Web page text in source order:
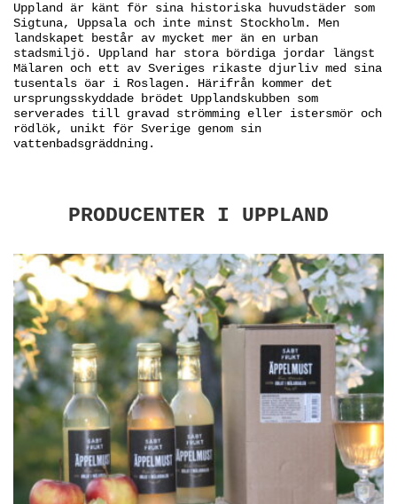
Uppland är känt för sina historiska huvudstäder som
Sigtuna, Uppsala och inte minst Stockholm. Men
landskapet består av mycket mer än en urban
stadsmiljö. Uppland har stora bördiga jordar längst
Mälaren och ett av Sveriges rikaste djurliv med sina
tusentals öar i Roslagen. Härifrån kommer det
ursprungsskyddade brödet Upplandskubben som
serverades till gravad strömming eller istersmör och
rödlök, unikt för Sverige genom sin
vattenbadsgräddning.
PRODUCENTER I UPPLAND